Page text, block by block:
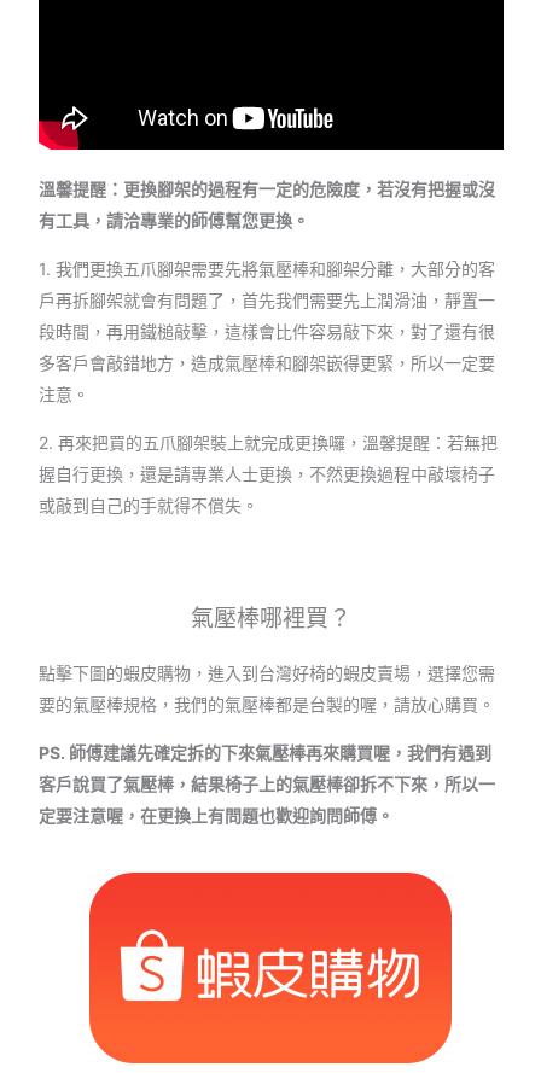
溫馨提醒：更換腳架的過程有一定的危險度，若沒有把握或沒
有工具，請洽專業的師傅幫您更換。
1. 我們更換五爪腳架需要先將氣壓棒和腳架分離，大部分的客
戶再拆腳架就會有問題了，首先我們需要先上潤滑油，靜置一
段時間，再用鐵槌敲擊，這樣會比件容易敲下來，對了還有很
多客戶會敲錯地方，造成氣壓棒和腳架嵌得更緊，所以一定要
注意。
2. 再來把買的五爪腳架裝上就完成更換囉，溫馨提醒：若無把
握自行更換，還是請專業人士更換，不然更換過程中敲壞椅子
或敲到自己的手就得不償失。
氣壓棒哪裡買？
點擊下圖的蝦皮購物，進入到台灣好椅的蝦皮賣場，選擇您需
要的氣壓棒規格，我們的氣壓棒都是台製的喔，請放心購買。
PS. 師傅建議先確定拆的下來氣壓棒再來購買喔，我們有遇到
客戶說買了氣壓棒，結果椅子上的氣壓棒卻拆不下來，所以一
定要注意喔，在更換上有問題也歡迎詢問師傅。